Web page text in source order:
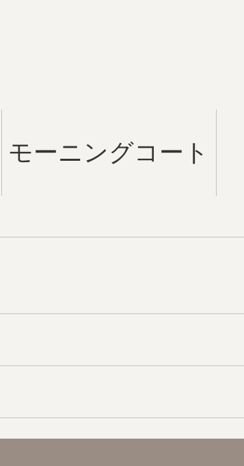
モーニングコート